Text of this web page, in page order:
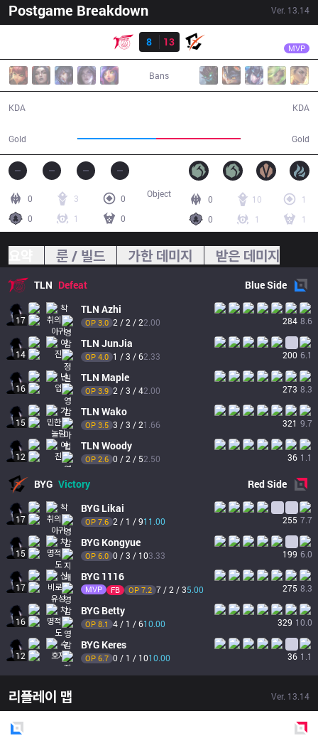
Postgame Breakdown Ver. 13.14
8
13 MVP
Bans
KDA
Gold Gold
KDA
0 3
0
0
1 0
0 10
1
0
1 1
Object
룬 / 빌드 가한 데미지 받은 데미지
TLN Defeat BlueSide
17
TLN Azhi
OP 3.0 2 / 2 / 22.00 284 8.6
14
TLN JunJia
OP 4.0 1 / 3 / 62.33 200 6.1
16
TLN Maple
OP 3.9 2 / 3 / 42.00 273 8.3
15
TLN Wako
OP 3.5 3 / 3 / 21.66 321 9.7
12
TLN Woody
OP 2.6 0 / 2 / 52.50 36 1.1
BYG Victory RedSide
17
BYG Likai
OP 7.6 2 / 1 / 911.00 255 7.7
15
BYG Kongyue
OP 6.0 0 / 3 / 103.33 199 6.0
17
BYG 1116
MVP FB OP 7.2 7 / 2 / 35.00 275 8.3
16
BYG Betty
OP 8.1 4 / 1 / 610.00 329 10.0
12
BYG Keres
OP 6.7 0 / 1 / 1010.00 36 1.1
리플레이 맵 Ver. 13.14